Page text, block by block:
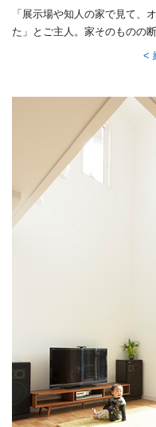
「展示場や知人の家で見て、
た」とご主人。家そのものの
の心地よさを素足で楽しめま